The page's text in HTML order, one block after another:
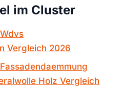
im Cluster
Vergleich 2026
Holz Vergleich